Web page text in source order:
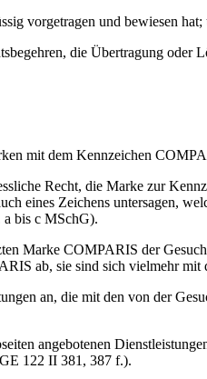
vorgetragen und bewiesen hat;
die Übertragung oder
mit dem Kennzeichen
Recht, die Marke zur
eines Zeichens untersagen,
bis c MSchG).
Marke COMPARIS der
ab, sie sind sich vielmehr mit
an, die mit den von der
angebotenen
122 II 381, 387 f.).